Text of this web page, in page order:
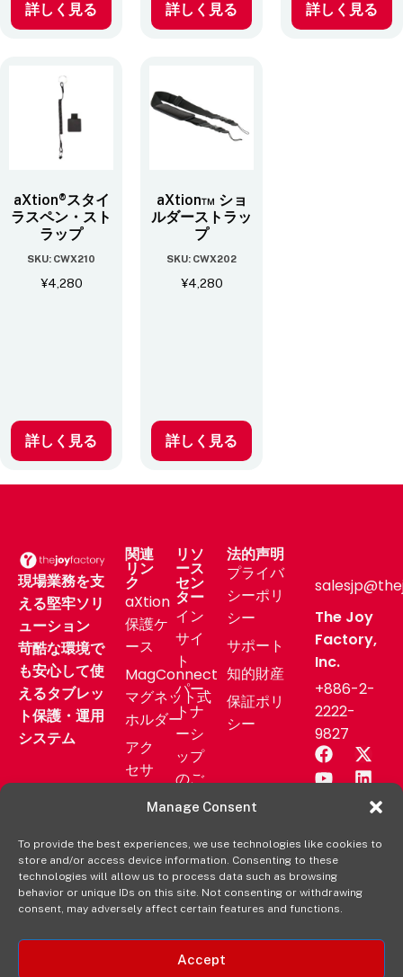
Manage Consent
To provide the best experiences, we use technologies like cookies to
store and/or access device information. Consenting to these
technologies will allow us to process data such as browsing
behavior or unique IDs on this site. Not consenting or withdrawing
consent, may adversely affect certain features and functions.
Accept
詳しく見る 詳しく見る 詳しく見る
aXtion®スタイ
ラスペン・スト
ラップ
SKU: CWX210
¥4,280
詳しく見る
aXtion™ ショ
ルダーストラッ
プ
SKU: CWX202
¥4,280
詳しく見る
現場業務を支
える堅牢ソリ
ューション
苛酷な環境で
も安心して使
えるタブレッ
ト保護・運用
システム
関連
リン
ク
aXtion
保護ケ
ース
MagConnect
マグネット式
ホルダー
アク
セサ
用製
品
aXtion
の各製
品を購
リソ
ース
セン
ター
イン
サイ
ト
パー
トナ
ーシ
ップ
のご
相談
ート
ニュ
ース
ース
法的声明
プライバ
シーポリ
シー
サポート
知的財産
保証ポリ
シー
The Joy
Factory,
Inc.
+886-2-
2222-
9827